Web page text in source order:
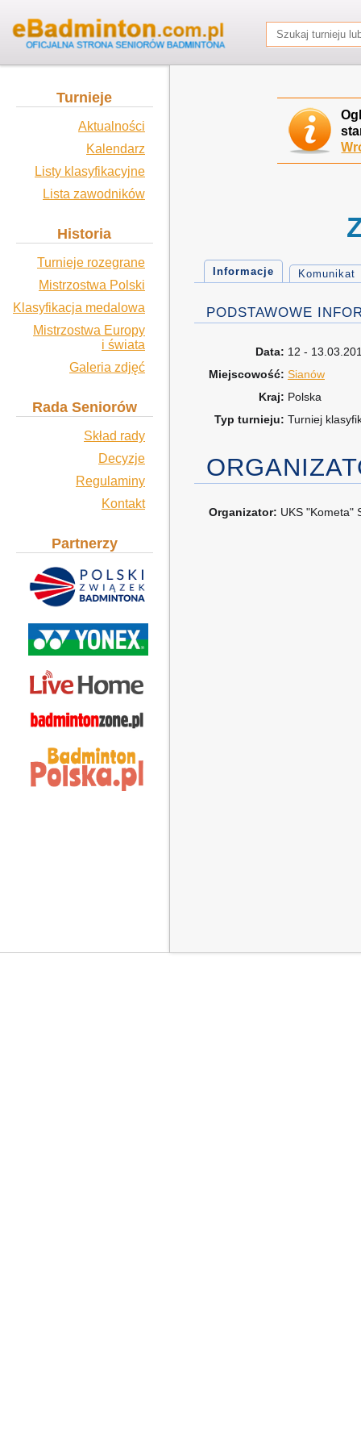
Turnieje
Aktualności
Kalendarz
Listy klasyfikacyjne
Lista zawodników
Historia
Turnieje rozegrane
Mistrzostwa Polski
Klasyfikacja medalowa
Mistrzostwa Europy
i świata
Galeria zdjęć
Rada Seniorów
Skład rady
Decyzje
Regulaminy
Kontakt
Partnerzy
Informacje Komunikat
PODSTAWOWE
Data: 12 -
Miejscowość: Sianów
Kraj: Polska
Typ turnieju: Turniej
Organizator: UKS "Kometa"